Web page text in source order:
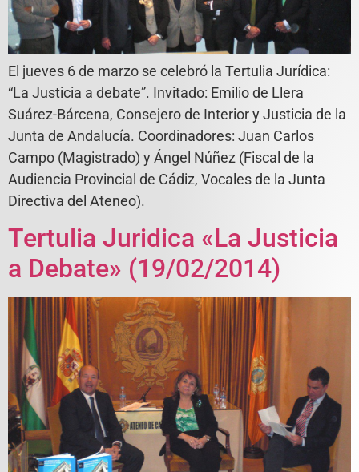
El jueves 6 de marzo se celebró la Tertulia Jurídica:
“La Justicia a debate”. Invitado: Emilio de Llera
Suárez-Bárcena, Consejero de Interior y Justicia de la
Junta de Andalucía. Coordinadores: Juan Carlos
Campo (Magistrado) y Ángel Núñez (Fiscal de la
Audiencia Provincial de Cádiz, Vocales de la Junta
Directiva del Ateneo).
Tertulia Juridica «La Justicia
a Debate» (19/02/2014)